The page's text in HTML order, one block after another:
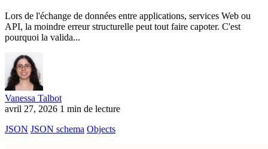
Lors de l'échange de données entre applications, services Web ou
API, la moindre erreur structurelle peut tout faire capoter. C'est
pourquoi la valida...
Vanessa Talbot
avril 27, 2026 1 min de lecture
JSON JSON schema Objects